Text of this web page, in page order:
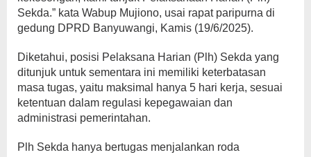
Sekda.” kata Wabup Mujiono, usai rapat paripurna di
gedung DPRD Banyuwangi, Kamis (19/6/2025).
Diketahui, posisi Pelaksana Harian (Plh) Sekda yang
ditunjuk untuk sementara ini memiliki keterbatasan
masa tugas, yaitu maksimal hanya 5 hari kerja, sesuai
ketentuan dalam regulasi kepegawaian dan
administrasi pemerintahan.
Plh Sekda hanya bertugas menjalankan roda